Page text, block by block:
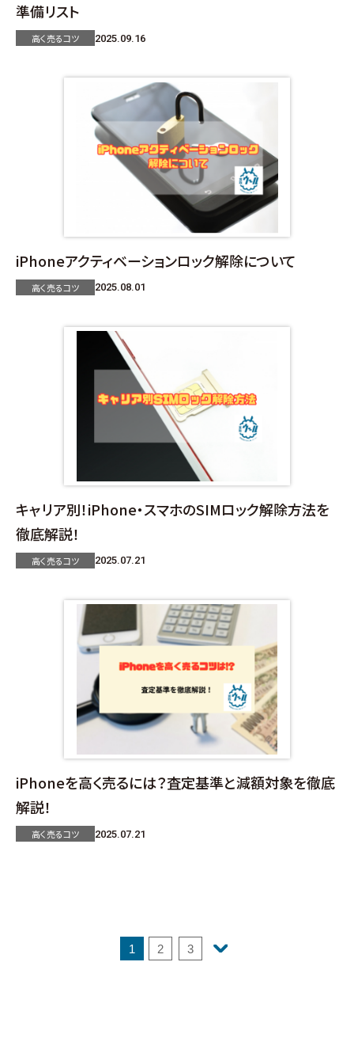
準備リスト
高く売るコツ 2025.09.16
iPhoneアクティベーションロック解除について
高く売るコツ 2025.08.01
キャリア別！iPhone・スマホのSIMロック解除方法を
徹底解説！
高く売るコツ 2025.07.21
iPhoneを高く売るには？査定基準と減額対象を徹底
解説！
高く売るコツ 2025.07.21
1 2 3